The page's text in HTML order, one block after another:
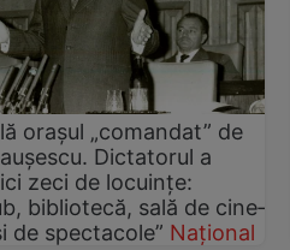
orașul „comandat” de
Dictatorul a
zeci de locuințe:
bibliotecă, sală de cine­
de spectacole” Național